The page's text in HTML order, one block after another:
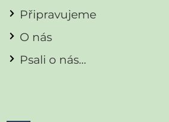
Připravujeme
O nás
Psali o nás…